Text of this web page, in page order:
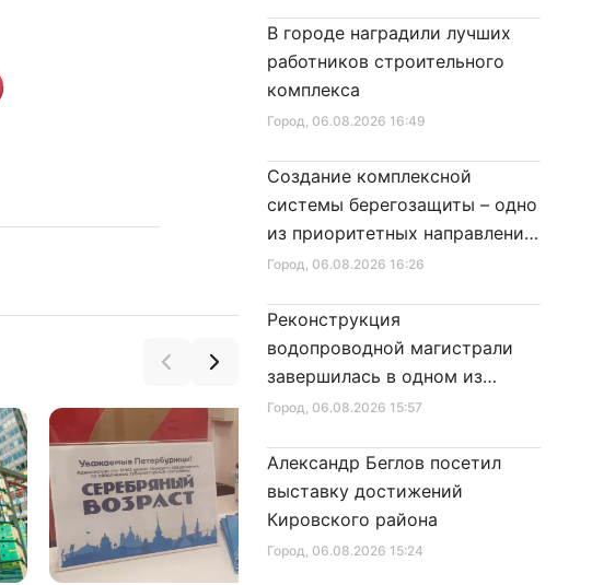
Город, 06.08.2026 16:49
В городе наградили лучших
работников строительного
комплекса
Город, 06.08.2026 16:26
Создание комплексной
системы берегозащиты – одно
из приоритетных направлений
развития Петербурга
Город, 06.08.2026 15:57
Реконструкция
водопроводной магистрали
завершилась в одном из
районов города
Город, 06.08.2026 15:24
Александр Беглов посетил
выставку достижений
Кировского района